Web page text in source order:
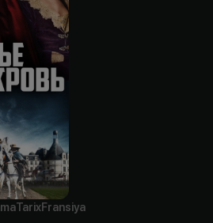
TarixFransiya